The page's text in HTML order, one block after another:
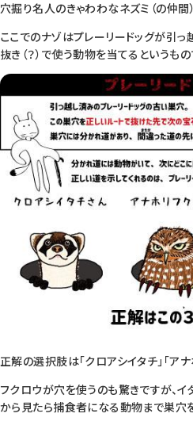
穴掘り名人のきゃわわなネズミ（の仲間）
ここでのナゾはプレーリードッグが引
抜き（？）で使う動物を当てるというもの
正解の選択肢は「クロアシイタチ」「アナ
フクロウが穴を使うのも驚きですが、イ
から見たら捕食者になる動物まで巣穴